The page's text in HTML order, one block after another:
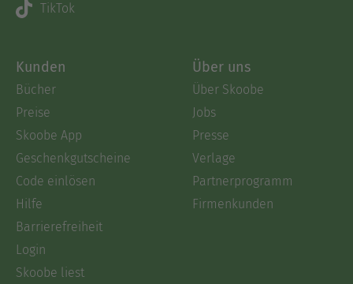
TikTok
Kunden
Bücher
Preise
Skoobe App
Geschenkgutscheine
Code einlösen
Hilfe
Barrierefreiheit
Login
Skoobe liest
Über uns
Über Skoobe
Jobs
Presse
Verlage
Partnerprogramm
Firmenkunden